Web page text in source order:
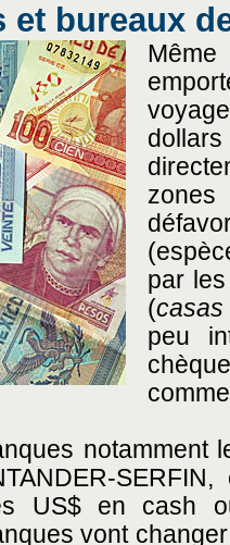
et bureaux
par
(
peu
notamment
US$ en cash
vont